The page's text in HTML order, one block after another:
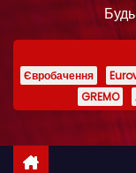
Євробачення
GREMO